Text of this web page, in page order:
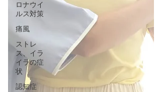
ロナウイ
ルス対策
痛風
ストレ
ス、イラ
イラの症
状
認知症